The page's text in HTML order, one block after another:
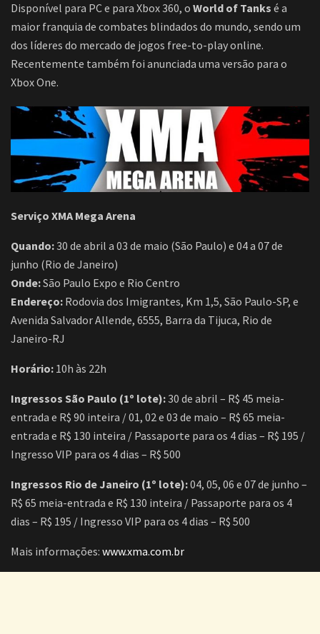
Disponível para PC e para Xbox 360, o World of Tanks é a
maior franquia de combates blindados do mundo, sendo um
dos líderes do mercado de jogos free-to-play online.
Recentemente também foi anunciada uma versão para o
Xbox One.
Serviço XMA Mega Arena
Quando:30 de abril a 03 de maio (São Paulo) e 04 a 07 de
junho (Rio de Janeiro)
Onde:São Paulo Expo e Rio Centro
Endereço: Rodovia dos Imigrantes, Km 1,5, São Paulo-SP, e
Avenida Salvador Allende, 6555, Barra da Tijuca, Rio de
Janeiro-RJ
Horário: 10h às 22h
Ingressos São Paulo (1º lote):30 de abril – R$ 45 meia-
entrada e R$ 90 inteira / 01, 02 e 03 de maio – R$ 65 meia-
entrada e R$ 130 inteira / Passaporte para os 4 dias – R$ 195 /
Ingresso VIP para os 4 dias – R$ 500
Ingressos Rio de Janeiro (1º lote):04, 05, 06 e 07 de junho –
R$ 65 meia-entrada e R$ 130 inteira / Passaporte para os 4
dias – R$ 195 / Ingresso VIP para os 4 dias – R$ 500
Mais informações: www.xma.com.br